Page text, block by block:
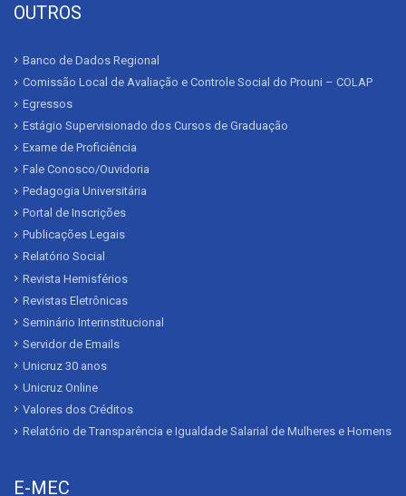
OUTROS
Banco de Dados Regional
Comissão Local de Avaliação e Controle Social do Prouni – COLAP
Egressos
Estágio Supervisionado dos Cursos de Graduação
Exame de Proficiência
Fale Conosco/Ouvidoria
Pedagogia Universitária
Portal de Inscrições
Publicações Legais
Relatório Social
Revista Hemisférios
Revistas Eletrônicas
Seminário Interinstitucional
Servidor de Emails
Unicruz 30 anos
Unicruz Online
Valores dos Créditos
Relatório de Transparência e Igualdade Salarial de Mulheres e Homens
E-MEC